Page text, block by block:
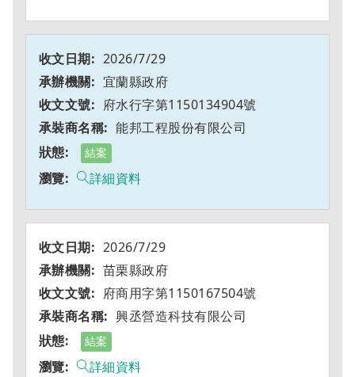
2026/7/29
宜蘭縣政府
府水行字第1150134904號
能邦工程股份有限公司
結案
詳細資料
2026/7/29
苗栗縣政府
府商用字第1150167504號
興丞營造科技有限公司
結案
詳細資料